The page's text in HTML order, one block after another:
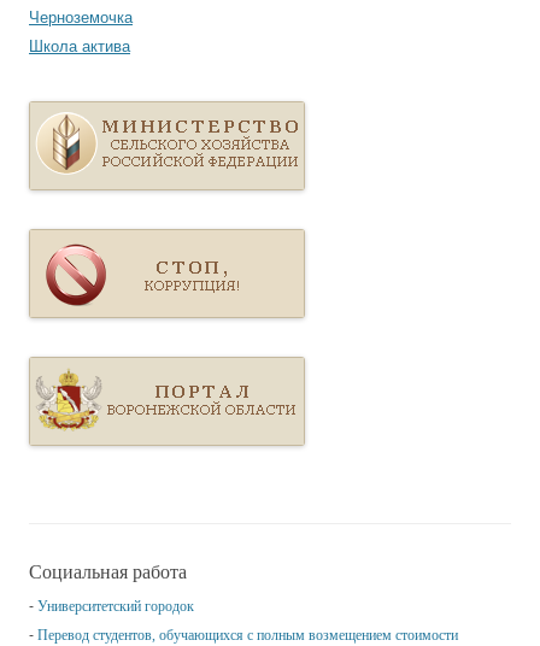
Черноземочка
Школа актива
Социальная работа
Университетский городок
Перевод студентов, обучающихся с полным возмещением стоимости